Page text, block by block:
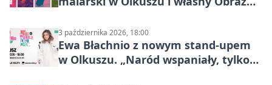
3 października 2026, 18:00
Ewa Błachnio z nowym stand-upem
w Olkuszu. „Naród wspaniały, tylko